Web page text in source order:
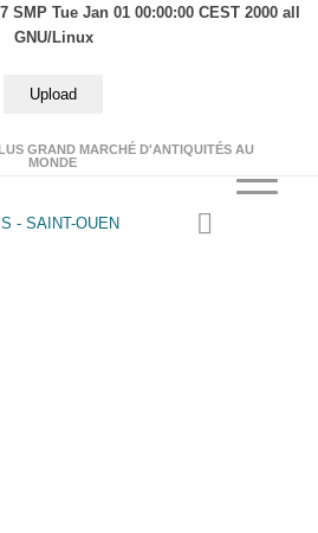
Tue Jan 01 00:00:00 CEST 2000 all
GNU/Linux
GRAND MARCHÉ D'ANTIQUITÉS AU
MONDE